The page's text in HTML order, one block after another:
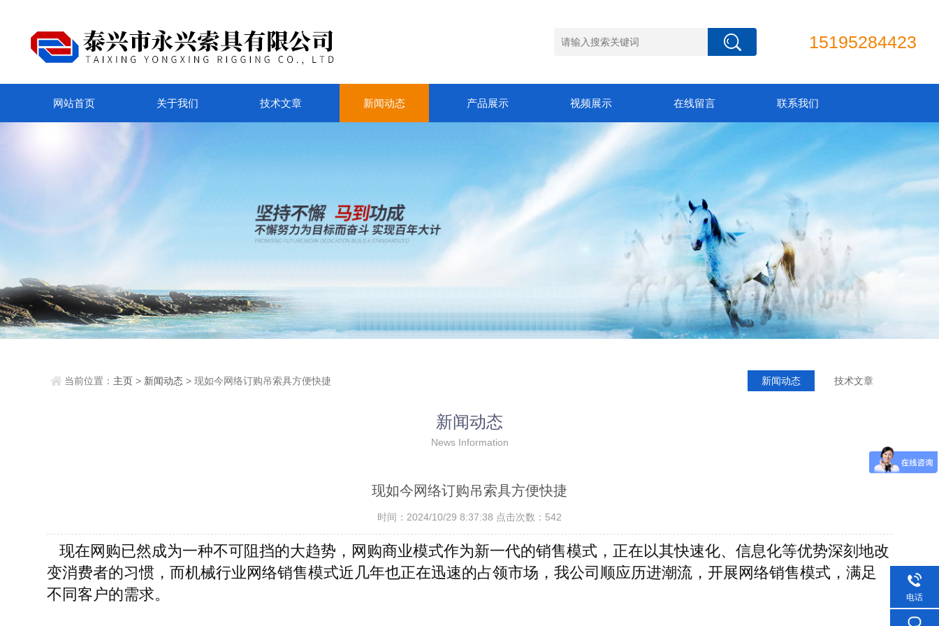
15195284423
网站首页 关于我们 技术文章 新闻动态 产品展示 视频展示 在线留言 联系我们
当前位置： 主页 > 新闻动态 > 现如今网络订购吊索具方便快捷 新闻动态 技术文章
新闻动态
News Information
现如今网络订购吊索具方便快捷
时间：2024/10/29 8:37:38 点击次数：542
现在网购已然成为一种不可阻挡的大趋势，网购商业模式作为新一代的销售模式，正在以其快速化、信息化等优势深刻地改
变消费者的习惯，而机械行业网络销售模式近几年也正在迅速的占领市场，我公司顺应历进潮流，开展网络销售模式，满足
不同客户的需求。
电话